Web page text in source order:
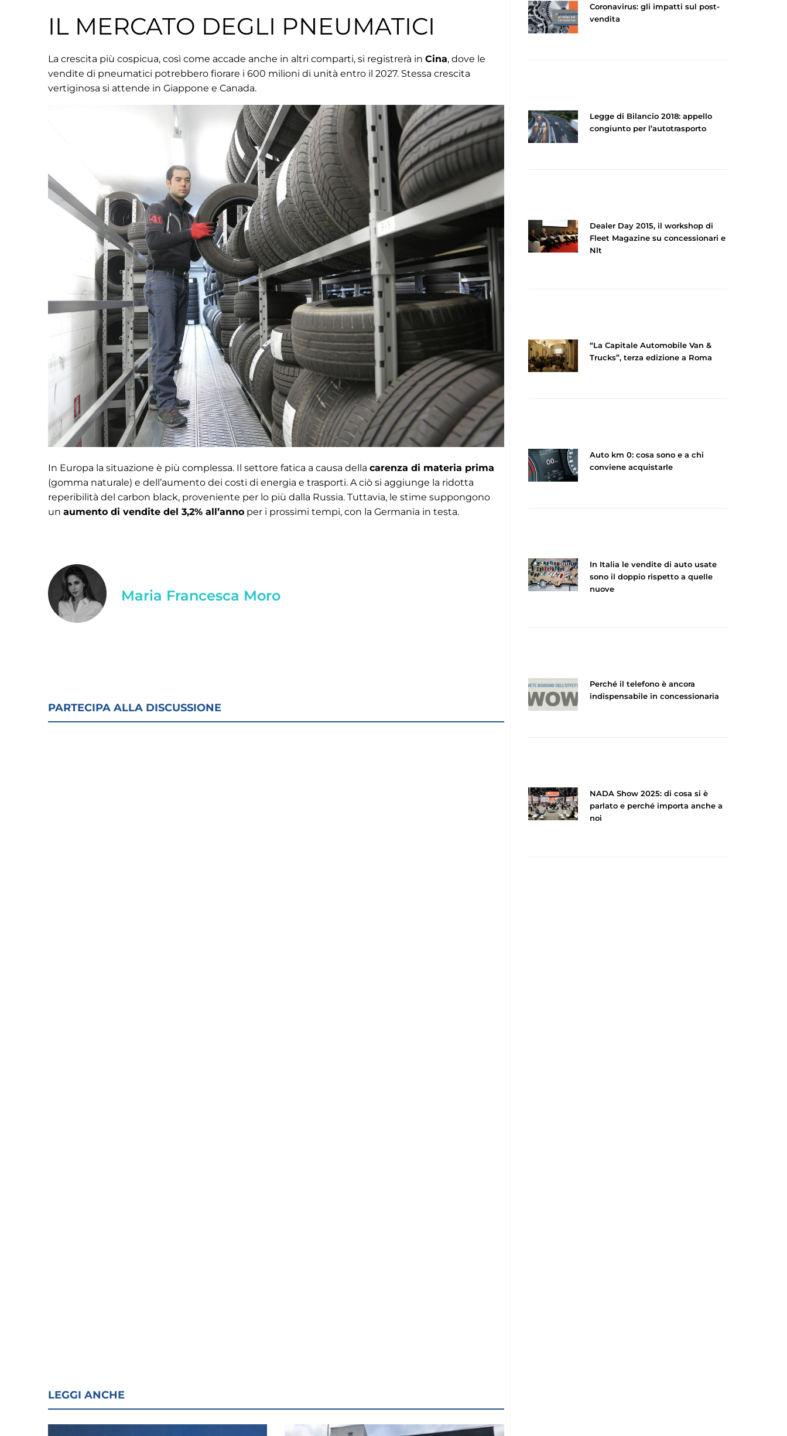
IL MERCATO DEGLI PNEUMATICI
La crescita più cospicua, così come accade anche in altri comparti, si registrerà in Cina, dove le
vendite di pneumatici potrebbero fiorare i 600 milioni di unità entro il 2027. Stessa crescita
vertiginosa si attende in Giappone e Canada.
In Europa la situazione è più complessa. Il settore fatica a causa della carenza di materia prima
(gomma naturale) e dell’aumento dei costi di energia e trasporti. A ciò si aggiunge la ridotta
reperibilità del carbon black, proveniente per lo più dalla Russia. Tuttavia, le stime suppongono
un aumento di vendite del 3,2% all’anno per i prossimi tempi, con la Germania in testa.
Maria Francesca Moro
PARTECIPA ALLA DISCUSSIONE
LEGGI ANCHE
Coronavirus: gli impatti sul post-
vendita
Legge di Bilancio 2018: appello
congiunto per l’autotrasporto
Dealer Day 2015, il workshop di
Fleet Magazine su concessionari e
Nlt
“La Capitale Automobile Van &
Trucks”, terza edizione a Roma
Auto km 0: cosa sono e a chi
conviene acquistarle
In Italia le vendite di auto usate
sono il doppio rispetto a quelle
nuove
Perché il telefono è ancora
indispensabile in concessionaria
NADA Show 2025: di cosa si è
parlato e perché importa anche a
noi